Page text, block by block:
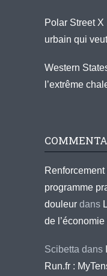
Polar Street
urbain qui
Western
l’extrême
programme
douleur dans
de
Scibetta dans
Run.fr :